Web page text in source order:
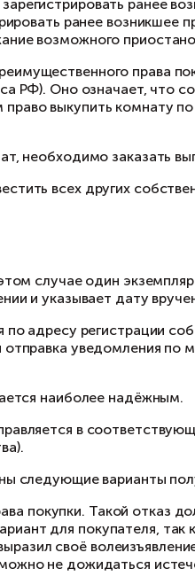
района), то
сделку.
во
правило
42 Жилищного
других
форме
под расписку
в
Письмо
то